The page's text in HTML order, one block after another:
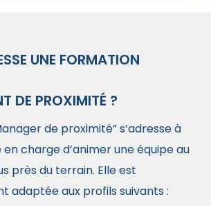
UNE FORMATION
DE PROXIMITÉ ?
de proximité” s’adresse à
charge d’animer une équipe au
près du terrain. Elle est
adaptée aux profils suivants :